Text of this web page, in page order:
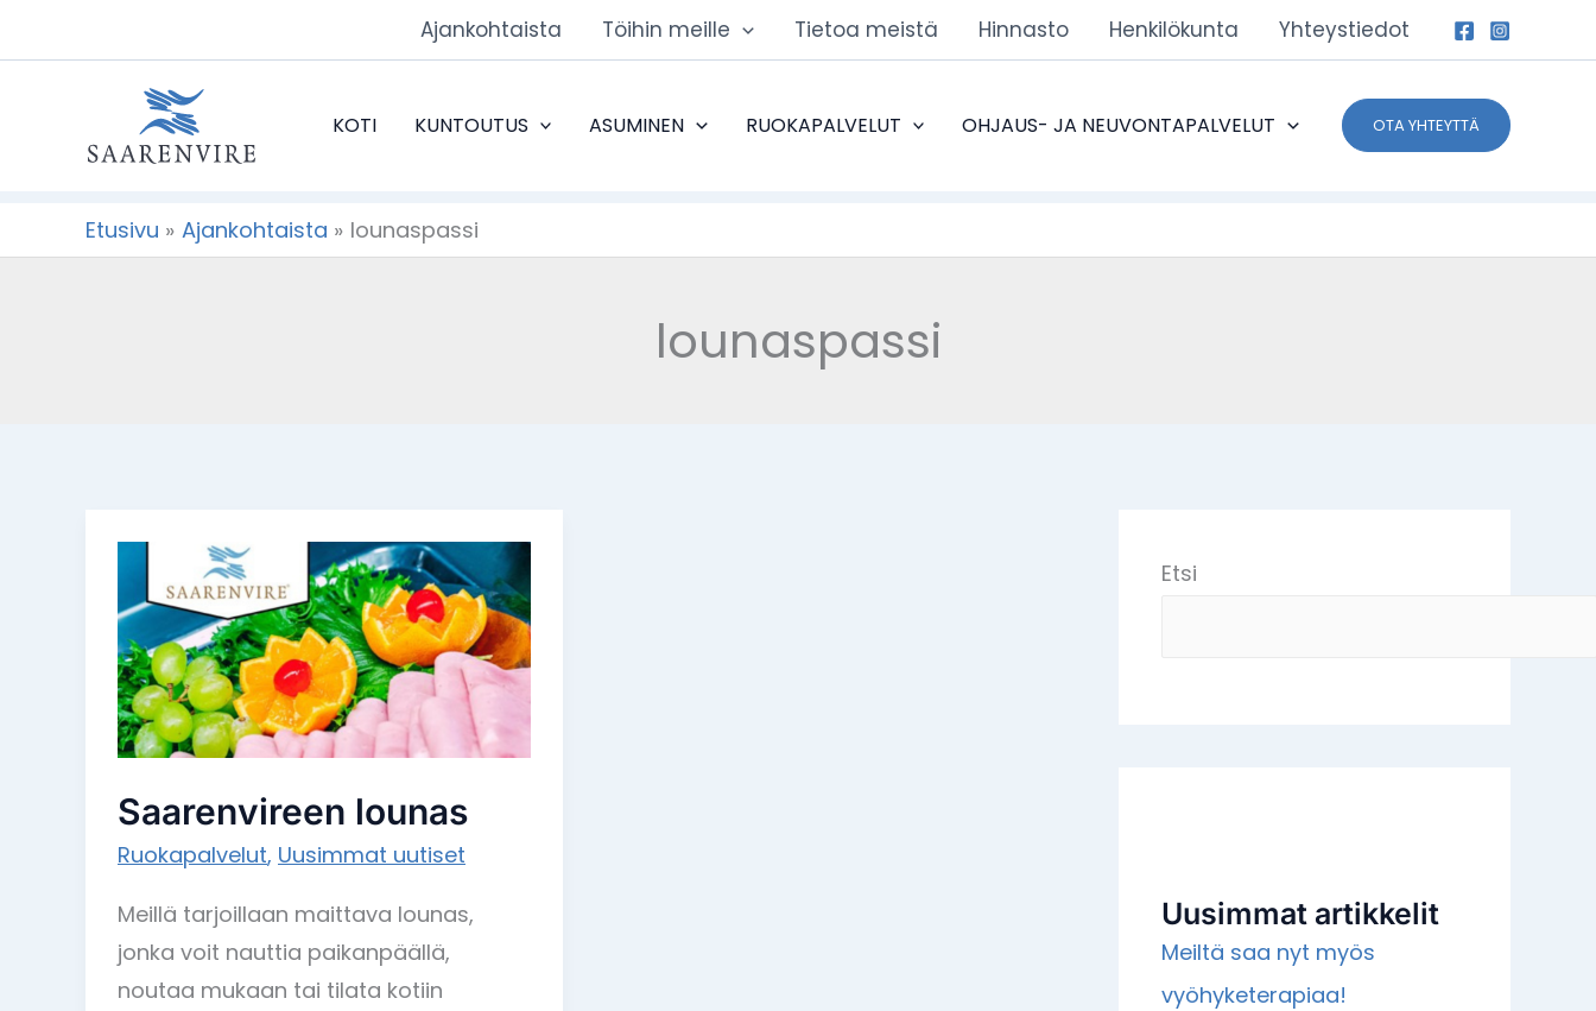
sisältöön
Ajankohtaista Töihin meille Tietoa meistä Hinnasto Henkilökunta Yhteystiedot
KOTI KUNTOUTUS ASUMINEN RUOKAPALVELUT OHJAUS- JA NEUVONTAPALVELUT OTA YHTEYTTÄ
Etusivu Ajankohtaista lounaspassi
lounaspassi
Saarenvireen lounas
Ruokapalvelut, Uusimmat uutiset
Meillä tarjoillaan maittava lounas,
jonka voit nauttia paikanpäällä,
noutaa mukaan tai tilata kotiin
Saarenvireen
lounas Etsi
Uusimmat artikkelit
Meiltä saa nyt myös
vyöhyketerapiaa!